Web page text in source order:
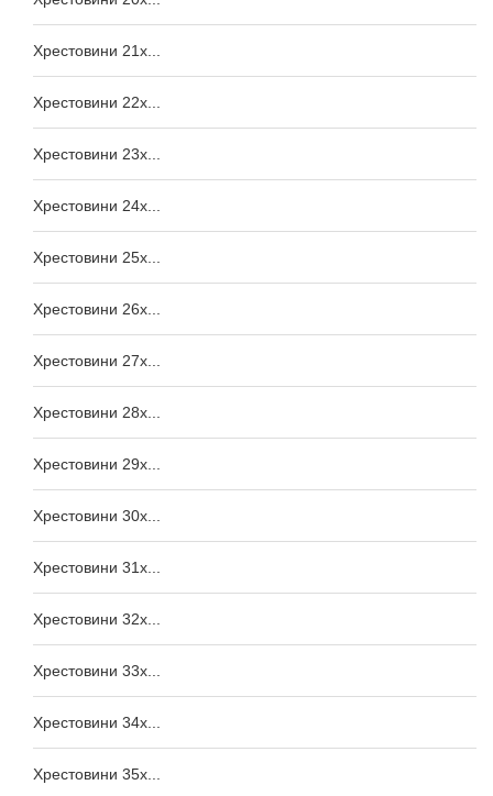
Хрестовини 21x...
Хрестовини 22x...
Хрестовини 23x...
Хрестовини 24x...
Хрестовини 25x...
Хрестовини 26x...
Хрестовини 27x...
Хрестовини 28x...
Хрестовини 29x...
Хрестовини 30x...
Хрестовини 31x...
Хрестовини 32x...
Хрестовини 33x...
Хрестовини 34x...
Хрестовини 35x...